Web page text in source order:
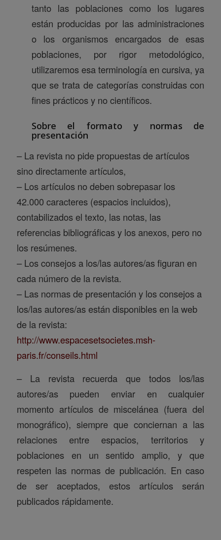
tanto las poblaciones como los lugares
están producidas por las administraciones
o los organismos encargados de esas
poblaciones, por rigor metodológico,
utilizaremos esa terminología en cursiva, ya
que se trata de categorías construidas con
fines prácticos y no científicos.
Sobre el formato y normas de
presentación
– La revista no pide propuestas de artículos
sino directamente artículos,
– Los artículos no deben sobrepasar los
42.000 caracteres (espacios incluidos),
contabilizados el texto, las notas, las
referencias bibliográficas y los anexos, pero no
los resúmenes.
– Los consejos a los/las autores/as figuran en
cada número de la revista.
– Las normas de presentación y los consejos a
los/las autores/as están disponibles en la web
de la revista:
http://www.espacesetsocietes.msh-
paris.fr/conseils.html
– La revista recuerda que todos los/las
autores/as pueden enviar en cualquier
momento artículos de miscelánea (fuera del
monográfico), siempre que conciernan a las
relaciones entre espacios, territorios y
poblaciones en un sentido amplio, y que
respeten las normas de publicación. En caso
de ser aceptados, estos artículos serán
publicados rápidamente.